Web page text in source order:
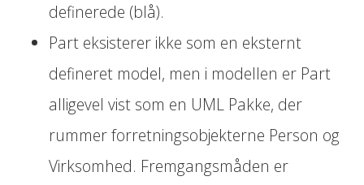
definerede (blå).
Part eksisterer ikke som en eksternt
defineret model, men i modellen er Part
alligevel vist som en UML Pakke, der
rummer forretningsobjekterne Person og
Virksomhed. Fremgangsmåden er